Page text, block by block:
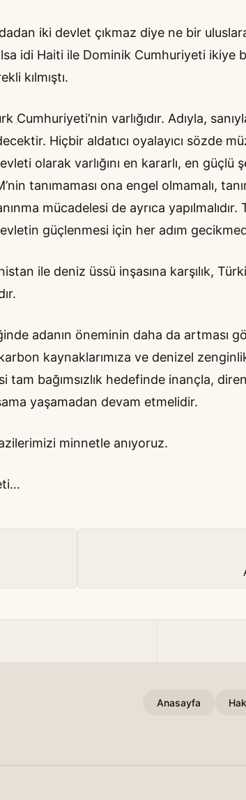
iki devlet çıkmaz diye ne bir
idi Haiti ile Dominik Cumhuriyeti ikiye
kılmıştı.
Cumhuriyeti’nin varlığıdır. Adıyla,
Hiçbir aldatıcı oyalayıcı sözde
olarak varlığını en kararlı, en güçlü
tanımaması ona engel olmamalı,
mücadelesi de ayrıca
güçlenmesi için her adım
ile deniz üssü inşasına karşılık,
adanın öneminin daha da artması
kaynaklarımıza ve denizel
bağımsızlık hedefinde inançla,
yaşamadan devam etmelidir.
minnetle anıyoruz.
Anasayfa